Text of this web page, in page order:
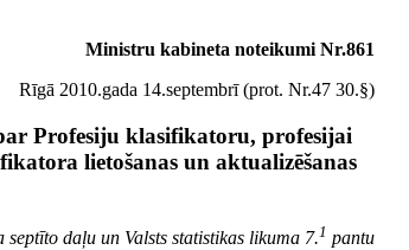
Ministru kabineta noteikumi Nr.861
Rīgā 2010.gada 14.septembrī (prot. Nr.47 30.§)
Profesiju klasifikatoru, profesijai
lietošanas un aktualizēšanas
daļu un Valsts statistikas likuma 7.1 pantu